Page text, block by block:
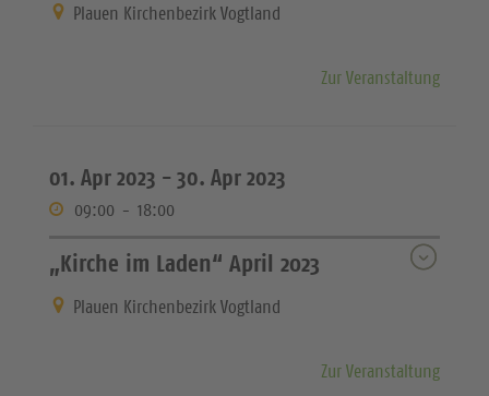
Plauen Kirchenbezirk Vogtland
Zur Veranstaltung
01. Apr 2023 - 30. Apr 2023
09:00 - 18:00
„Kirche im Laden“ April 2023
Plauen Kirchenbezirk Vogtland
Zur Veranstaltung